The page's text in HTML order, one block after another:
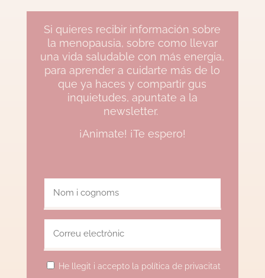
Si quieres recibir información sobre
la menopausia, sobre como llevar
una vida saludable con más energia,
para aprender a cuidarte más de lo
que ya haces y compartir gus
inquietudes, apuntate a la
newsletter.
¡Animate! ¡Te espero!
He llegit i accepto la política de privacitat